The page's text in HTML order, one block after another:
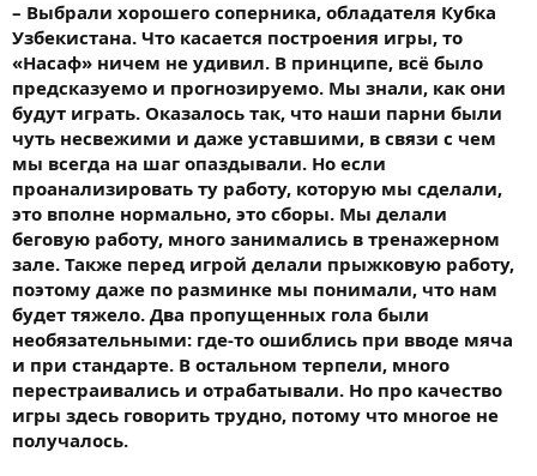
– Выбрали хорошего соперника, обладателя Кубка
Узбекистана. Что касается построения игры, то
«Насаф» ничем не удивил. В принципе, всё было
предсказуемо и прогнозируемо. Мы знали, как они
будут играть. Оказалось так, что наши парни были
чуть несвежими и даже уставшими, в связи с чем
мы всегда на шаг опаздывали. Но если
проанализировать ту работу, которую мы сделали,
это вполне нормально, это сборы. Мы делали
беговую работу, много занимались в тренажерном
зале. Также перед игрой делали прыжковую работу,
поэтому даже по разминке мы понимали, что нам
будет тяжело. Два пропущенных гола были
необязательными: где-то ошиблись при вводе мяча
и при стандарте. В остальном терпели, много
перестраивались и отрабатывали. Но про качество
игры здесь говорить трудно, потому что многое не
получалось.